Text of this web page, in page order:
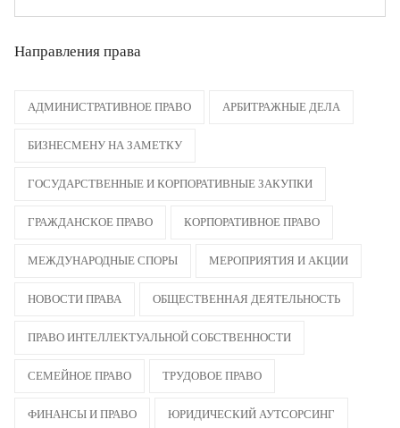
Направления права
АДМИНИСТРАТИВНОЕ ПРАВО АРБИТРАЖНЫЕ ДЕЛА
БИЗНЕСМЕНУ НА ЗАМЕТКУ
ГОСУДАРСТВЕННЫЕ И КОРПОРАТИВНЫЕ ЗАКУПКИ
ГРАЖДАНСКОЕ ПРАВО КОРПОРАТИВНОЕ ПРАВО
МЕЖДУНАРОДНЫЕ СПОРЫ МЕРОПРИЯТИЯ И АКЦИИ
НОВОСТИ ПРАВА ОБЩЕСТВЕННАЯ ДЕЯТЕЛЬНОСТЬ
ПРАВО ИНТЕЛЛЕКТУАЛЬНОЙ СОБСТВЕННОСТИ
СЕМЕЙНОЕ ПРАВО ТРУДОВОЕ ПРАВО
ФИНАНСЫ И ПРАВО ЮРИДИЧЕСКИЙ АУТСОРСИНГ